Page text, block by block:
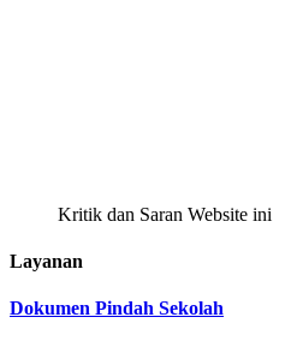
Kritik dan Saran Website ini
Layanan
Dokumen Pindah Sekolah